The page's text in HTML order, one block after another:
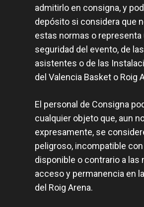
admitirlo en consigna, y
depósito si considera que
estas normas o representa
seguridad del evento, de
asistentes o de las
del Valencia Basket o Roig
El personal de Consigna
cualquier objeto que, aun
expresamente, se
peligroso, incompatible
disponible o contrario a las
acceso y permanencia en
del Roig Arena.